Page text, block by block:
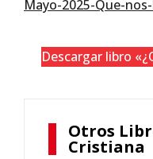
Mayo-2025-Que-
Descargar libro
Otros
Cristiana